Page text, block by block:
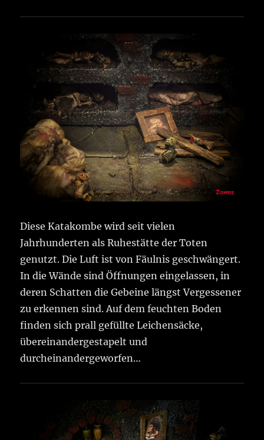
Diese Katakombe wird seit vielen
Jahrhunderten als Ruhestätte der Toten
genutzt. Die Luft ist von Fäulnis geschwängert.
In die Wände sind Öffnungen eingelassen, in
deren Schatten die Gebeine längst Vergessener
zu erkennen sind. Auf dem feuchten Boden
finden sich prall gefüllte Leichensäcke,
übereinandergestapelt und
durcheinandergeworfen…